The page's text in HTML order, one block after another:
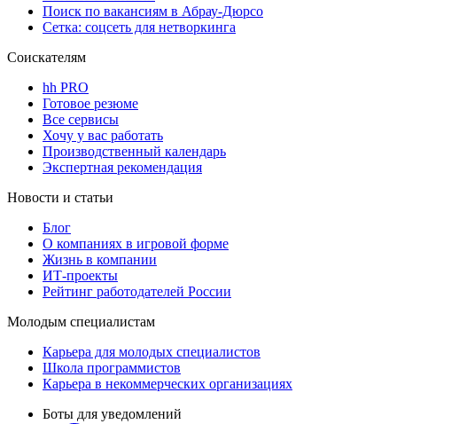
Поиск по вакансиям в Абрау-Дюрсо
Сетка: соцсеть для нетворкинга
Соискателям
hh PRO
Готовое резюме
Все сервисы
Хочу у вас работать
Производственный календарь
Экспертная рекомендация
Новости и статьи
Блог
О компаниях в игровой форме
Жизнь в компании
ИТ-проекты
Рейтинг работодателей России
Молодым специалистам
Карьера для молодых специалистов
Школа программистов
Карьера в некоммерческих организациях
Боты для уведомлений